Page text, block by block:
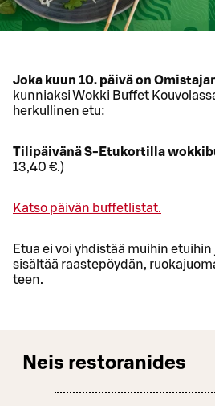
Joka kuun 10. päivä on
kunniaksi Wokki Buffet
herkullinen etu:
Tilipäivänä S-Etukortilla
13,40 €.)
Katso päivän buffetlistat.
Etua ei voi yhdistää muihin
sisältää raastepöydän,
teen.
Neis restoranides